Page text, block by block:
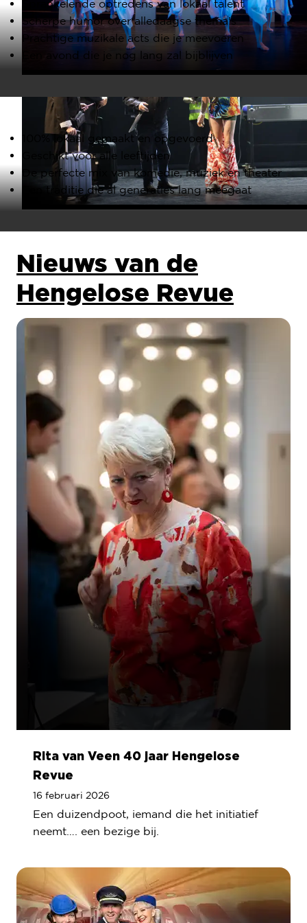
Sprankelende optredens van lokaal talent
Scherpe humor over alledaagse thema's
Prachtige muzikale acts die je meevoeren
Een avond die je nog lang zal bijblijven
100% lokaal gemaakt en opgevoerd
Geschikt voor alle leeftijden
De perfecte mix van komedie, muziek en theater
Een traditie die al generaties lang meegaat
Nieuws van de
Hengelose Revue
Rita van Veen 40 jaar Hengelose
Revue
16 februari 2026
Een duizendpoot, iemand die het initiatief
neemt…. een bezige bij.
Lees meer